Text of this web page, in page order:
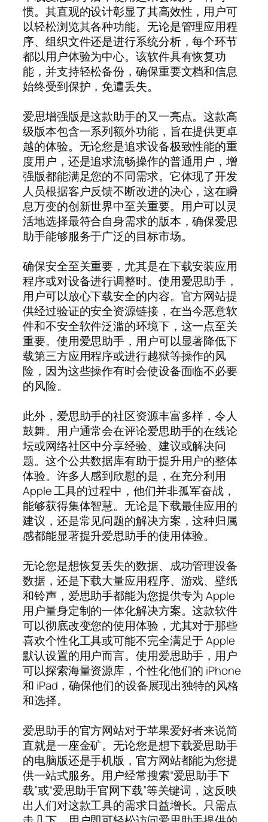
惯。其直观的设计彰显了其高效性，用户可
以轻松浏览其各种功能。无论是管理应用程
序、组织文件还是进行系统分析，每个环节
都以用户体验为中心。该软件具有恢复功
能，并支持轻松备份，确保重要文档和信息
始终受到保护，免遭丢失。
爱思增强版是这款助手的又一亮点。这款高
级版本包含一系列额外功能，旨在提供更卓
越的体验。无论您是追求设备极致性能的重
度用户，还是追求流畅操作的普通用户，增
强版都能满足您的不同需求。它体现了开发
人员根据客户反馈不断改进的决心，这在瞬
息万变的创新世界中至关重要。用户可以灵
活地选择最符合自身需求的版本，确保爱思
助手能够服务于广泛的目标市场。
确保安全至关重要，尤其是在下载安装应用
程序或对设备进行调整时。使用爱思助手，
用户可以放心下载安全的内容。官方网站提
供经过验证的安全资源链接，在当今恶意软
件和不安全软件泛滥的环境下，这一点至关
重要。使用爱思助手，用户可以显著降低下
载第三方应用程序或进行越狱等操作的风
险，因为这些操作有时会使设备面临不必要
的风险。
此外，爱思助手的社区资源丰富多样，令人
鼓舞。用户通常会在评论爱思助手的在线论
坛或网络社区中分享经验、建议或解决问
题。这个公共数据库有助于提升用户的整体
体验。许多人感到欣慰的是，在充分利用
Apple 工具的过程中，他们并非孤军奋战，
能够获得集体智慧。无论是下载最佳应用的
建议，还是常见问题的解决方案，这种归属
感都能显著提升爱思助手的使用体验。
无论您是想恢复丢失的数据、成功管理设备
数据，还是下载大量应用程序、游戏、壁纸
和铃声，爱思助手都能为您提供专为 Apple
用户量身定制的一体化解决方案。这款软件
可以彻底改变您的使用体验，尤其对于那些
喜欢个性化工具或可能不完全满足于 Apple
默认设置的用户而言。使用爱思助手，用户
可以探索海量资源库，个性化他们的 iPhone
和 iPad，确保他们的设备展现出独特的风格
和选择。
爱思助手的官方网站对于苹果爱好者来说简
直就是一座金矿。无论您是想下载爱思助手
的电脑版还是手机版，官方网站都能为您提
供一站式服务。用户经常搜索“爱思助手下
载”或“爱思助手官网下载”等关键词，这反映
出人们对这款工具的需求日益增长。只需点